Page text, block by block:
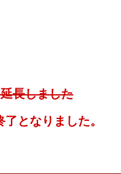
長しました
となりました。